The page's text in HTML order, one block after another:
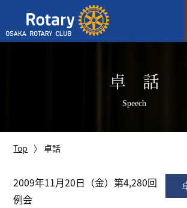
運営方針
歴史
卓 話
Speech
Top 卓話
2009年11月20日（金）第4,280回
例会